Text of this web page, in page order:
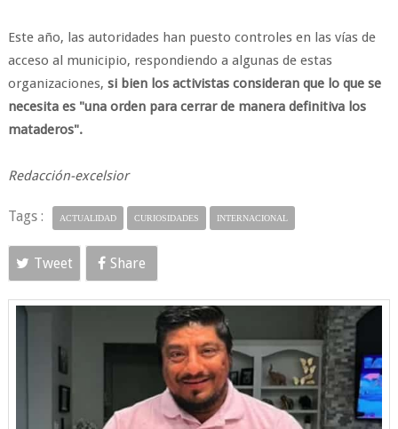
Este año, las autoridades han puesto controles en las vías de
acceso al municipio, respondiendo a algunas de estas
organizaciones, si bien los activistas consideran que lo que se
necesita es "una orden para cerrar de manera definitiva los
mataderos".
Redacción-excelsior
Tags : ACTUALIDAD CURIOSIDADES INTERNACIONAL
Tweet Share